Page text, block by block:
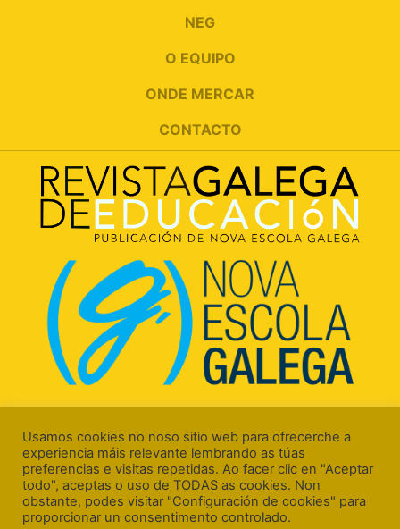
NEG
O EQUIPO
ONDE MERCAR
CONTACTO
15706 Santiago de Compostela (A Coruña)
Usamos cookies no noso sitio web para ofrecerche a
experiencia máis relevante lembrando as túas
preferencias e visitas repetidas. Ao facer clic en "Aceptar
todo", aceptas o uso de TODAS as cookies. Non
obstante, podes visitar "Configuración de cookies" para
proporcionar un consentimento controlado.